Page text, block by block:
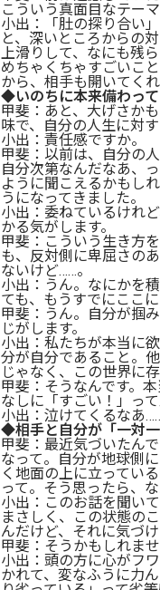
こういう真面目なテー
小出：「肚の探り合い
と、深いところからの
上滑りして、なにも残
めちゃくちゃすごいこ
から、相手も開いてく
◆いのちに本来備わっ
甲斐：あと、大げさか
味で、自分の人生に対
小出：責任感ですか。
甲斐：以前は、自分の
自分次第なんだなあ、
ように聞こえるかもし
うになってきました。
小出：委ねているけれ
かる気がします。
甲斐：こういう生き方
も、反対側に卑屈さの
ないけど……。
小出：うん。なにかを
ても、もうすでにここ
甲斐：うん。自分が掴
じがします。
小出：私たちが本当に
分が自分であること。
じゃなく、この世界に
甲斐：そうなんです。
なしに「すごい！」っ
小出：泣けてくるなあ……
◆相手と自分が「一対
甲斐：最近気づいたん
なって。自分が地球側
く地面の上に立ってい
って。そう思ったら、
小出：このお話を聞い
まさしく、この状態の
んだけど、それに気づ
甲斐：そうかもしれませ
小出：頭の方に心がフ
かれて、変なふうに力